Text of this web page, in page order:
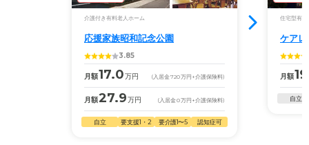
介護付き有料老人ホーム
応援家族昭和記念公園
3.85
月額17.0万円 (入居金720万円 +介護保険料)
月額27.9万円 (入居金0万円 +介護保険料)
自立 要支援1・2 要介護1〜5 認知症可
住宅型有料
ケア
月額
自立